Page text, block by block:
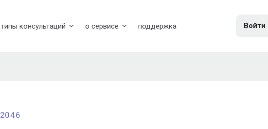
типы консультаций о сервисе поддержка Войти
2046